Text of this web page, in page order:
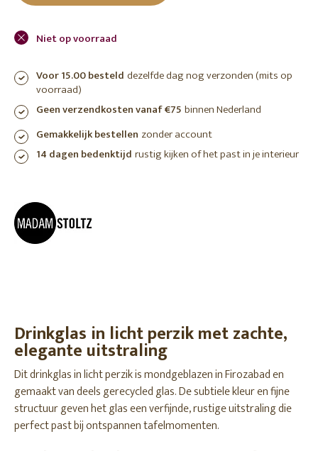
Niet op voorraad
Voor 15.00 besteld dezelfde dag nog verzonden (mits op
voorraad)
Geen verzendkosten vanaf €75 binnen Nederland
Gemakkelijk bestellen zonder account
14 dagen bedenktijd rustig kijken of het past in je interieur
Drinkglas in licht perzik met zachte,
elegante uitstraling
Dit drinkglas in licht perzik is mondgeblazen in Firozabad en
gemaakt van deels gerecycled glas. De subtiele kleur en fijne
structuur geven het glas een verfijnde, rustige uitstraling die
perfect past bij ontspannen tafelmomenten.